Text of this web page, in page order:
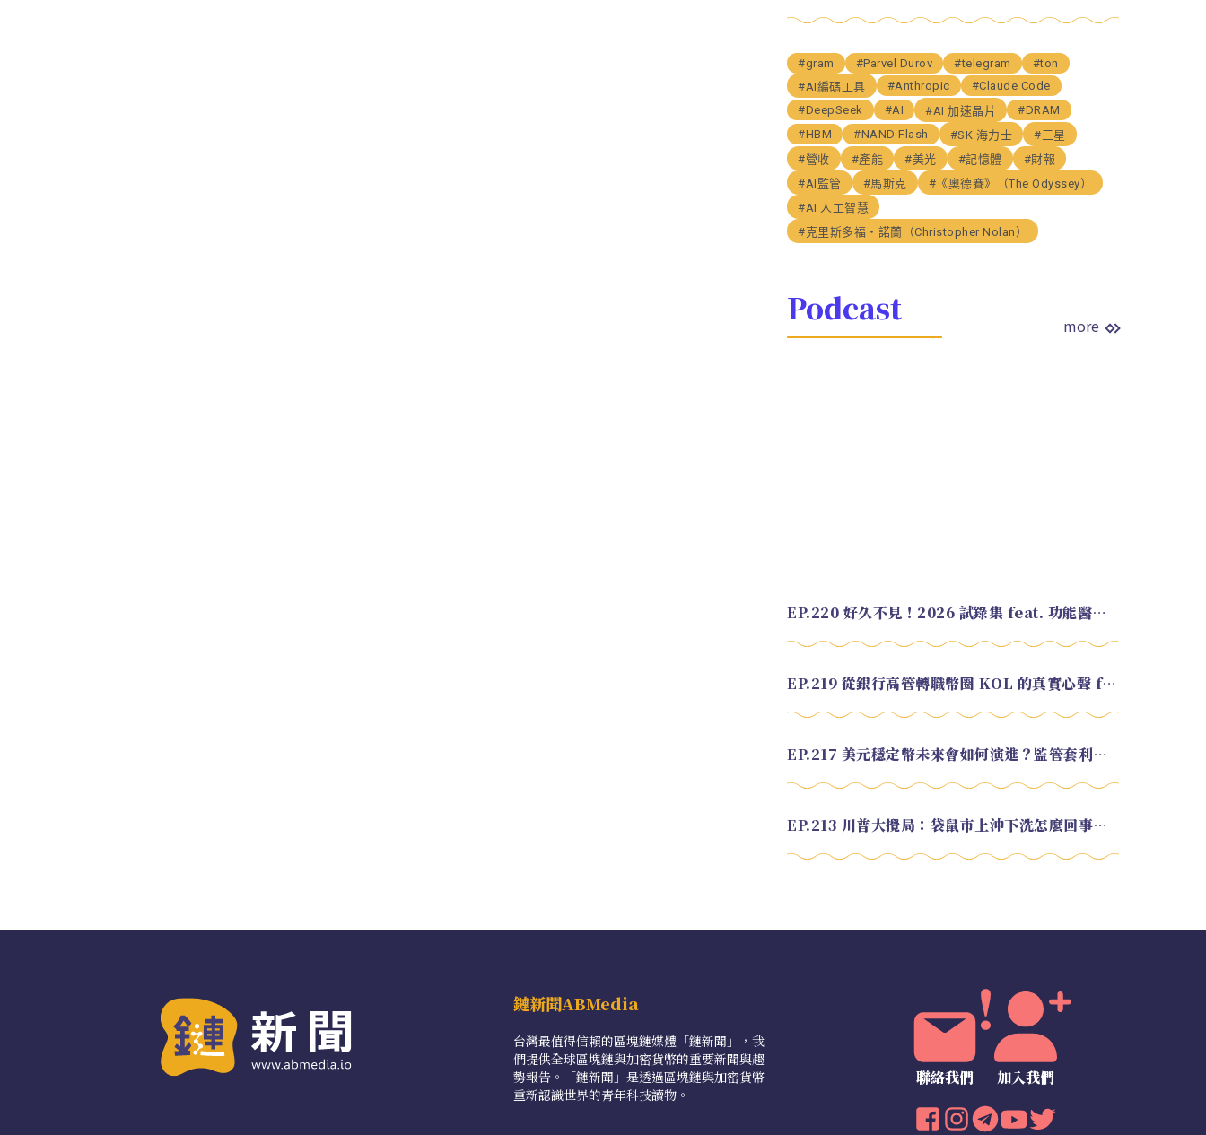
#gram #Parvel Durov #telegram
#ton
#AI編碼工具
#Anthropic
#Claude Code
#DeepSeek
#AI #AI 加速晶片
#DRAM
#HBM
#NAND Flash #SK 海力士
#三星
#營收
#產能 #美光 #記憶體
#財報
#AI監管
#馬斯克
#《奧德賽》（The Odyssey）
#AI 人工智慧
#克里斯多福・諾蘭（Christopher Nolan）
Podcast more
EP.220 好久不見！2026 試錄集 feat. 功能醫學營養師 美寶
EP.219 從銀行高管轉職幣圈 KOL 的真實心聲 feat.龜大
EP.217 美元穩定幣未來會如何演進？監管套利終將收斂？feat. 研究員 余哲安
EP.213 川普大攪局：袋鼠市上沖下洗怎麼回事？feat. Alvin
鏈新聞ABMedia
台灣最值得信賴的區塊鏈媒體「鏈新聞」，我
們提供全球區塊鏈與加密貨幣的重要新聞與趨
勢報告。「鏈新聞」是透過區塊鏈與加密貨幣
重新認識世界的青年科技讀物。
聯絡我們 加入我們